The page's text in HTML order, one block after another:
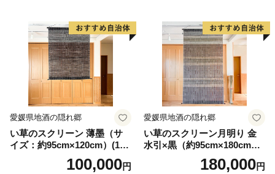
愛媛県地酒の隠れ郷
い草のスクリーン 薄墨（サ
イズ：約95cm×120cm）(14
100,000円
愛媛県地酒の隠れ郷
い草のスクリーン月明り 金
水引×黒（約95cm×180cm）
180,000円